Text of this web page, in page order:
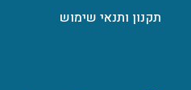
תקנון ותנאי שימוש